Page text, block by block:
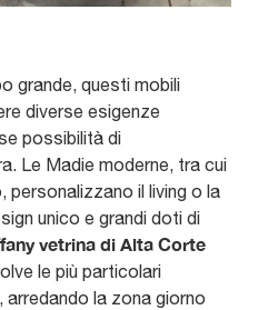
grande, questi mobili
diverse esigenze
possibilità di
Le Madie moderne, tra cui
il living o la
unico e grandi doti di
vetrina di Alta Corte
le più particolari
la zona giorno